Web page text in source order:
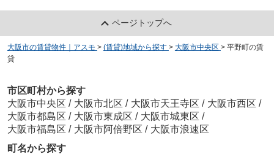
ページトップへ
大阪市の賃貸物件｜アスモ > (賃貸)地域から探す > 大阪市中央区 > 平野町の賃
貸
市区町村から探す
大阪市中央区 / 大阪市北区 / 大阪市天王寺区 / 大阪市西区 /
大阪市都島区 / 大阪市東成区 / 大阪市城東区 /
大阪市福島区 / 大阪市阿倍野区 / 大阪市浪速区
町名から探す